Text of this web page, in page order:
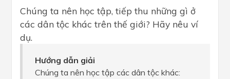
Chúng ta nên học tập, tiếp thu những gì ở
các dân tộc khác trên thế giới? Hãy nêu ví
dụ.
Hướng dẫn giải
Chúng ta nên học tập các dân tộc khác: